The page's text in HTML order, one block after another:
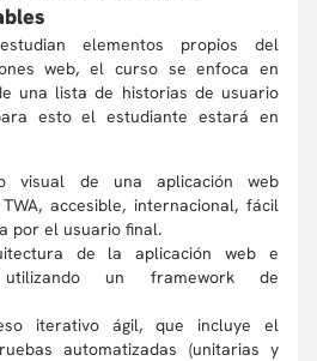
elementos propios del
web, el curso se enfoca en
una lista de historias de usuario
esto el estudiante estará en
visual de una aplicación web
TWA, accesible, internacional, fácil
por el usuario final.
de la aplicación web e
utilizando un framework de
iterativo ágil, que incluye el
automatizadas (unitarias y